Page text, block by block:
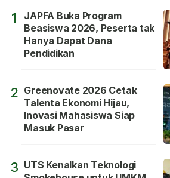
1
JAPFA Buka Program
Beasiswa 2026, Peserta tak
Hanya Dapat Dana
Pendidikan
2 Greenovate 2026 Cetak
Talenta Ekonomi Hijau,
Inovasi Mahasiswa Siap
Masuk Pasar
3 UTS Kenalkan Teknologi